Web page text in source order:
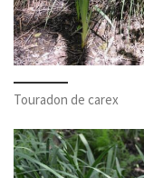
Touradon de carex